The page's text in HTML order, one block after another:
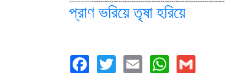
প্রাণ ভরিয়ে তৃষা হরিয়ে